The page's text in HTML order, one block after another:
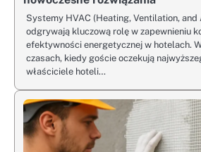
Systemy HVAC (Heating, Ventilation, and
odgrywają kluczową rolę w zapewnieniu
efektywności energetycznej w hotelach.
czasach, kiedy goście oczekują
właściciele hoteli…